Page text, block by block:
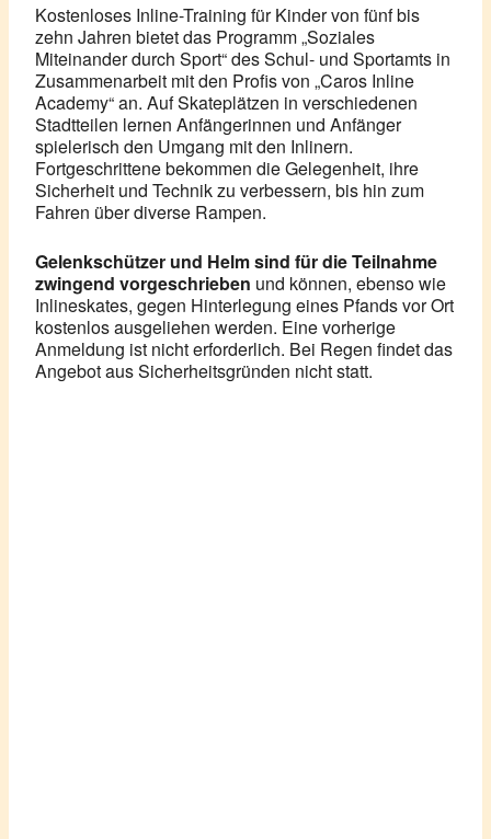
Kostenloses Inline-Training für Kinder von fünf bis
zehn Jahren bietet das Programm „Soziales
Miteinander durch Sport“ des Schul- und Sportamts in
Zusammenarbeit mit den Profis von „Caros Inline
Academy“ an. Auf Skateplätzen in verschiedenen
Stadtteilen lernen Anfängerinnen und Anfänger
spielerisch den Umgang mit den Inlinern.
Fortgeschrittene bekommen die Gelegenheit, ihre
Sicherheit und Technik zu verbessern, bis hin zum
Fahren über diverse Rampen.
Gelenkschützer und Helm sind für die Teilnahme
zwingend vorgeschrieben und können, ebenso wie
Inlineskates, gegen Hinterlegung eines Pfands vor Ort
kostenlos ausgeliehen werden. Eine vorherige
Anmeldung ist nicht erforderlich. Bei Regen findet das
Angebot aus Sicherheitsgründen nicht statt.